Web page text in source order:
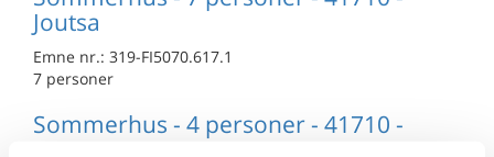
Joutsa
Emne nr.: 319-FI5070.617.1
7 personer
Sommerhus - 4 personer - 41710 -